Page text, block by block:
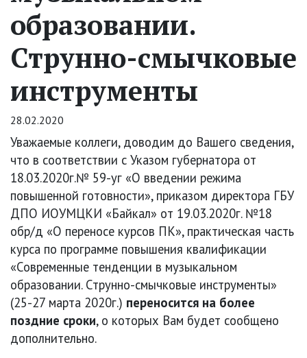
образовании.
Струнно-смычковые
инструменты
28.02.2020
Уважаемые коллеги, доводим до Вашего сведения,
что в соответствии с Указом губернатора от
18.03.2020г.№ 59-уг «О введении режима
повышенной готовности», приказом директора ГБУ
ДПО ИОУМЦКИ «Байкал» от 19.03.2020г. №18
обр/д «О переносе курсов ПК», практическая часть
курса по программе повышения квалификации
«Современные тенденции в музыкальном
образовании. Струнно-смычковые инструменты»
(25-27 марта 2020г.) переносится на более
поздние сроки, о которых Вам будет сообщено
дополнительно.